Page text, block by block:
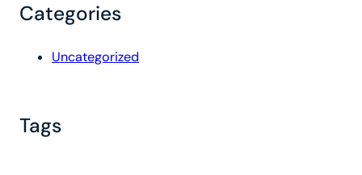
Categories
Uncategorized
Tags